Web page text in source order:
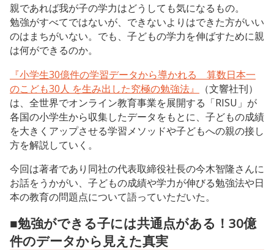
親であれば我が子の学力はどうしても気になるもの。
勉強がすべてではないが、できないよりはできた方がいい
のはまちがいない。でも、子どもの学力を伸ばすために親
は何ができるのか。
『小学生30億件の学習データから導かれる 算数日本一
のこども30人 を生み出した究極の勉強法』
（文響社刊）
は、全世界でオンライン教育事業を展開する「RISU」が
各国の小学生から収集したデータをもとに、子どもの成績
を大きくアップさせる学習メソッドや子どもへの親の接し
方を解説していく。
今回は著者であり同社の代表取締役社長の今木智隆さんに
お話をうかがい、子どもの成績や学力が伸びる勉強法や日
本の教育の問題点について語っていただいた。
■勉強ができる子には共通点がある！30億
件のデータから見えた真実